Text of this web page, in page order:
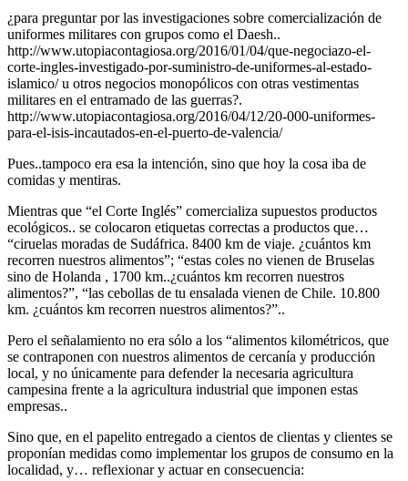
¿para preguntar por las investigaciones sobre comercialización de
uniformes militares con grupos como el Daesh..
http://www.utopiacontagiosa.org/2016/01/04/que-negociazo-el-
corte-ingles-investigado-por-suministro-de-uniformes-al-estado-
islamico/ u otros negocios monopólicos con otras vestimentas
militares en el entramado de las guerras?.
http://www.utopiacontagiosa.org/2016/04/12/20-000-uniformes-
para-el-isis-incautados-en-el-puerto-de-valencia/
Pues..tampoco era esa la intención, sino que hoy la cosa iba de
comidas y mentiras.
Mientras que “el Corte Inglés” comercializa supuestos productos
ecológicos.. se colocaron etiquetas correctas a productos que…
“ciruelas moradas de Sudáfrica. 8400 km de viaje. ¿cuántos km
recorren nuestros alimentos”; “estas coles no vienen de Bruselas
sino de Holanda , 1700 km..¿cuántos km recorren nuestros
alimentos?”, “las cebollas de tu ensalada vienen de Chile. 10.800
km. ¿cuántos km recorren nuestros alimentos?”..
Pero el señalamiento no era sólo a los “alimentos kilométricos, que
se contraponen con nuestros alimentos de cercanía y producción
local, y no únicamente para defender la necesaria agricultura
campesina frente a la agricultura industrial que imponen estas
empresas..
Sino que, en el papelito entregado a cientos de clientas y clientes se
proponían medidas como implementar los grupos de consumo en la
localidad, y… reflexionar y actuar en consecuencia: